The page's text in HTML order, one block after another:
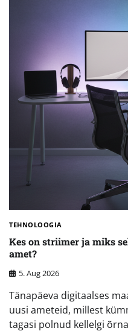
TEHNOLOOGIA
Kes on striimer ja miks
amet?
5. Aug 2026
Tänapäeva digitaalses
uusi ameteid, millest
tagasi polnud kellelgi